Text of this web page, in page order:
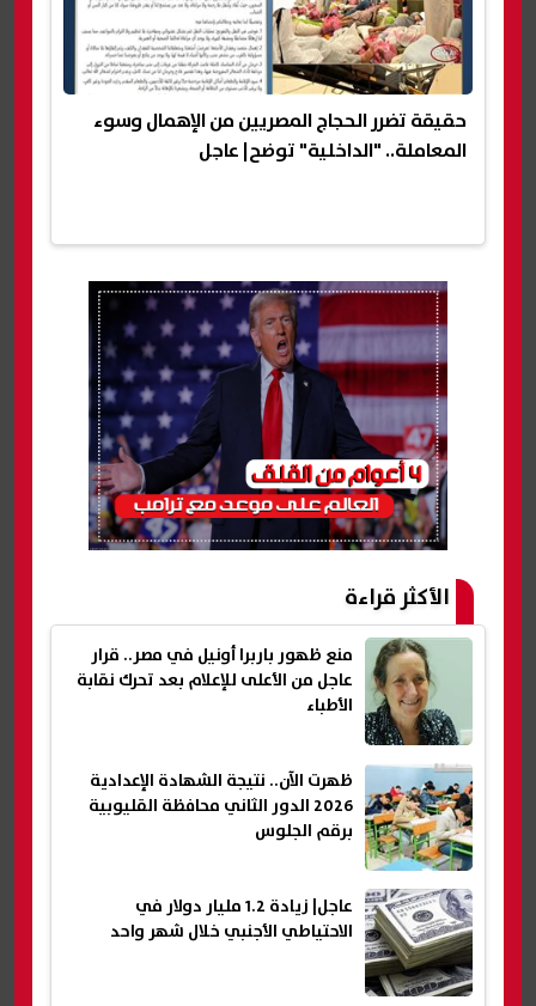
حقيقة تضرر الحجاج المصريين من الإهمال وسوء
المعاملة.. "الداخلية" توضح| عاجل
الأكثر قراءة
منع ظهور باربرا أونيل في مصر.. قرار
عاجل من الأعلى للإعلام بعد تحرك نقابة
الأطباء
ظهرت الآن.. نتيجة الشهادة الإعدادية
2026 الدور الثاني محافظة القليوبية
برقم الجلوس
عاجل| زيادة 1.2 مليار دولار في
الاحتياطي الأجنبي خلال شهر واحد